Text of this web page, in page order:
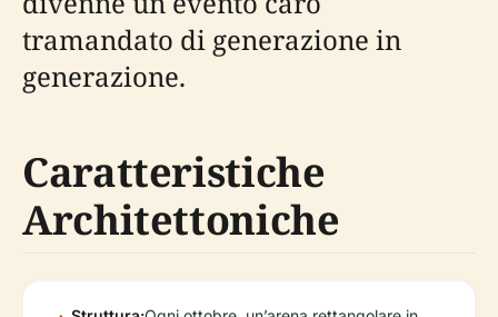
tramandato di generazione in
generazione.
Caratteristiche
Architettoniche